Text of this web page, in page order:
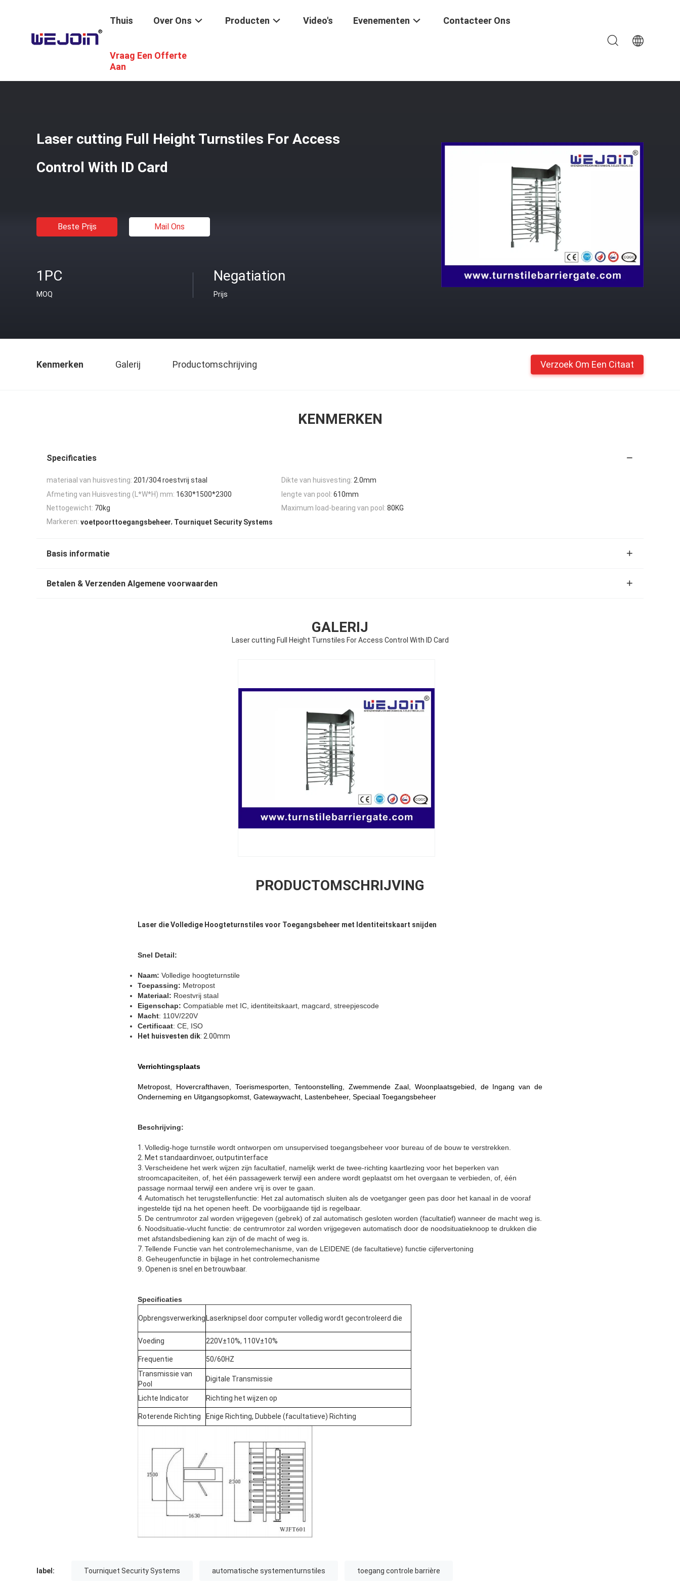
Thuis Over Ons Producten Video's Evenementen Contacteer Ons
Vraag Een Offerte
Aan
Full Height Tourniquet / Laser Cutting Full Height Turnstiles For Access Control With ID Card
Laser cutting Full Height Turnstiles For Access
Control With ID Card
Beste Prijs Mail Ons
1PC
MOQ
Negatiation
Prijs
Kenmerken Galerij Productomschrijving Verzoek Om Een Citaat
KENMERKEN
Specificaties
materiaal van huisvesting: 201/304 roestvrij staal Dikte van huisvesting: 2.0mm
Afmeting van Huisvesting (L*W*H) mm: 1630*1500*2300 lengte van pool: 610mm
Nettogewicht: 70kg Maximum load-bearing van pool: 80KG
Markeren: voetpoorttoegangsbeheer, Tourniquet Security Systems
Basis informatie
Betalen & Verzenden Algemene voorwaarden
GALERIJ
Laser cutting Full Height Turnstiles For Access Control With ID Card
PRODUCTOMSCHRIJVING
Laser die Volledige Hoogteturnstiles voor Toegangsbeheer met Identiteitskaart snijden
Snel Detail:
Naam: Volledige hoogteturnstile
Toepassing: Metropost
Materiaal: Roestvrij staal
Eigenschap: Compatiable met IC, identiteitskaart, magcard, streepjescode
Macht: 110V/220V
Certificaat: CE, ISO
Het huisvesten dik: 2.00mm
Verrichtingsplaats
Metropost, Hovercrafthaven, Toerismesporten, Tentoonstelling, Zwemmende Zaal, Woonplaatsgebied, de Ingang van de
Onderneming en Uitgangsopkomst, Gatewaywacht, Lastenbeheer, Speciaal Toegangsbeheer
Beschrijving:
1. Volledig-hoge turnstile wordt ontworpen om unsupervised toegangsbeheer voor bureau of de bouw te verstrekken.
2. Met standaardinvoer, outputinterface
3. Verscheidene het werk wijzen zijn facultatief, namelijk werkt de twee-richting kaartlezing voor het beperken van
stroomcapaciteiten, of, het één passagewerk terwijl een andere wordt geplaatst om het overgaan te verbieden, of, één
passage normaal terwijl een andere vrij is over te gaan.
4. Automatisch het terugstellenfunctie: Het zal automatisch sluiten als de voetganger geen pas door het kanaal in de vooraf
ingestelde tijd na het openen heeft. De voorbijgaande tijd is regelbaar.
5. De centrumrotor zal worden vrijgegeven (gebrek) of zal automatisch gesloten worden (facultatief) wanneer de macht weg is.
6. Noodsituatie-vlucht functie: de centrumrotor zal worden vrijgegeven automatisch door de noodsituatieknoop te drukken die
met afstandsbediening kan zijn of de macht of weg is.
7. Tellende Functie van het controlemechanisme, van de LEIDENE (de facultatieve) functie cijfervertoning
8. Geheugenfunctie in bijlage in het controlemechanisme
9. Openen is snel en betrouwbaar.
Specificaties
Opbrengsverwerking Laserknipsel door computer volledig wordt gecontroleerd die
Voeding 220V±10%, 110V±10%
Frequentie
50/60HZ
Transmissie van
Pool
Digitale Transmissie
Lichte Indicator Richting het wijzen op
Roterende Richting Enige Richting, Dubbele (facultatieve) Richting
label: Tourniquet Security Systems automatische systementurnstiles toegang controle barrière